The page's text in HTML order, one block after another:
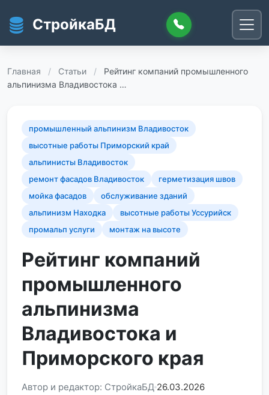
СтройкаБД
Главная / Статьи /
Рейтинг компаний промышленного
альпинизма Владивостока …
промышленный альпинизм Владивосток
высотные работы Приморский край
альпинисты Владивосток
ремонт фасадов Владивосток
герметизация швов
мойка фасадов
обслуживание зданий
альпинизм Находка
высотные работы Уссурийск
промальп услуги
монтаж на высоте
Рейтинг компаний
промышленного
альпинизма
Владивостока и
Приморского края
Автор и редактор: СтройкаБД 26.03.2026